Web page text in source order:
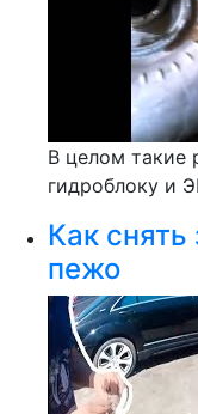
В целом такие
гидроблоку и
Как
пежо